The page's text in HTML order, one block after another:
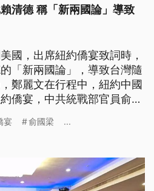
清德 稱「新兩國論」導致
國，出席紐約僑宴致詞時，
「新兩國論」，導致台灣隨
鄭麗文在行程中，紐約中國
僑宴，中共統戰部官員俞國
京。國民黨回應，個別非台
餐。
宴 俞國梁 ...